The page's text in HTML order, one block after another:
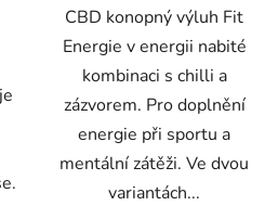
CBD konopný výluh Fit
Energie v energii nabité
kombinaci s chilli a
zázvorem. Pro doplnění
energie při sportu a
mentální zátěži. Ve dvou
variantách...